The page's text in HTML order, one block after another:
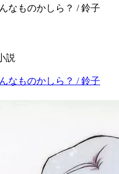
なものかしら？ / 鈴子
説
なものかしら？ / 鈴子